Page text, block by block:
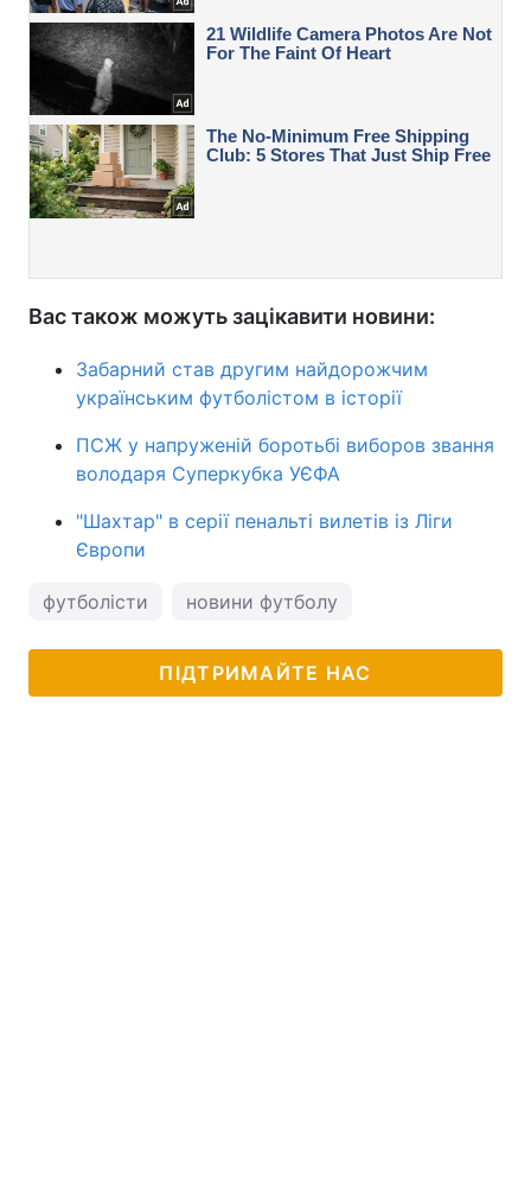
Вас також можуть зацікавити новини:
Забарний став другим найдорожчим
українським футболістом в історії
ПСЖ у напруженій боротьбі виборов звання
володаря Суперкубка УЄФА
"Шахтар" в серії пенальті вилетів із Ліги
Європи
футболісти новини футболу
ПІДТРИМАЙТЕ НАС